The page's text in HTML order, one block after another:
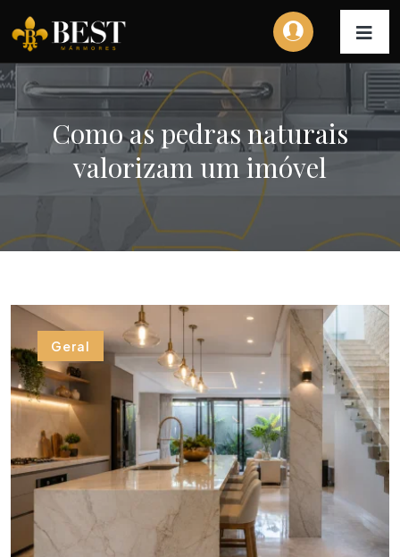
Como as pedras naturais
valorizam um imóvel
Geral